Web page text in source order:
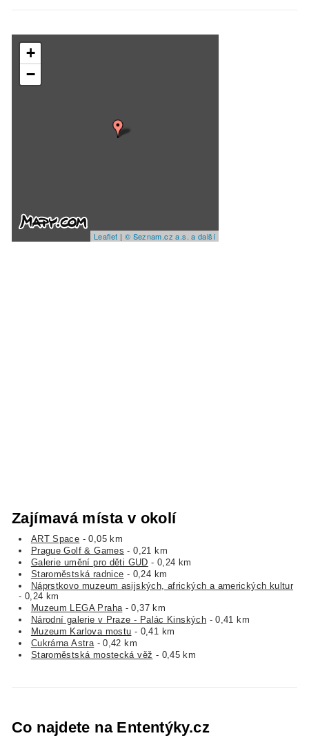
+
−
Leaflet | © Seznam.cz a.s. a další
Zajímavá místa v okolí
ART Space - 0,05 km
Prague Golf & Games - 0,21 km
Galerie umění pro děti GUD - 0,24 km
Staroměstská radnice - 0,24 km
Náprstkovo muzeum asijských, afrických a amerických kultur
- 0,24 km
Muzeum LEGA Praha - 0,37 km
Národní galerie v Praze - Palác Kinských - 0,41 km
Muzeum Karlova mostu - 0,41 km
Cukrárna Astra - 0,42 km
Staroměstská mostecká věž - 0,45 km
Co najdete na Ententýky.cz